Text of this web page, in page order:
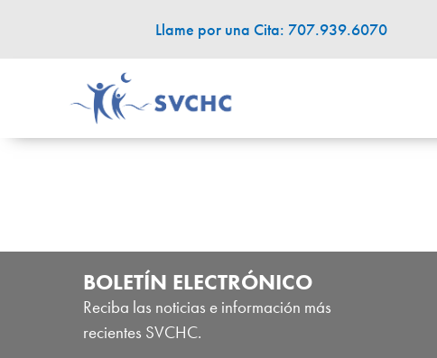
Llame por una Cita: 707.939.6070
BOLETÍN ELECTRÓNICO
Reciba las noticias e información más
recientes SVCHC.